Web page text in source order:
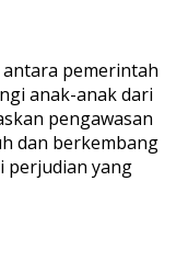
antara pemerintah
anak-anak dari
pengawasan
dan berkembang
perjudian yang